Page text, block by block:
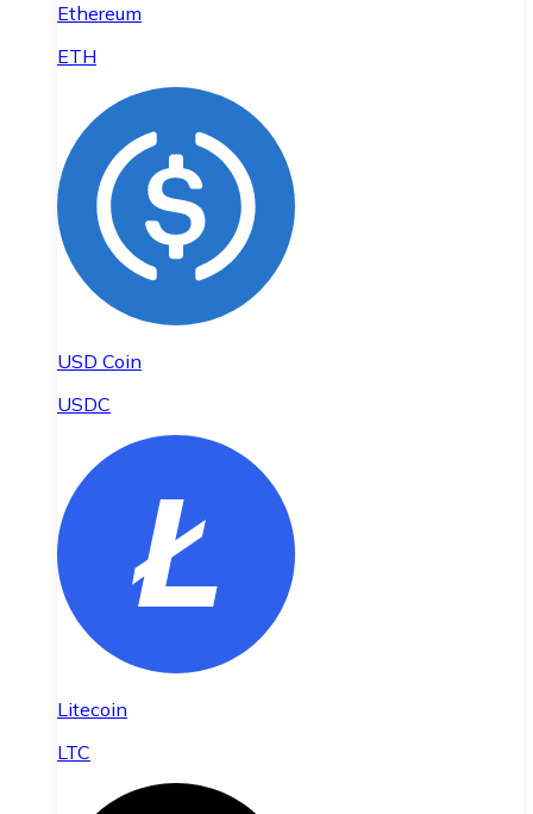
Ethereum
ETH
USD Coin
USDC
Litecoin
LTC